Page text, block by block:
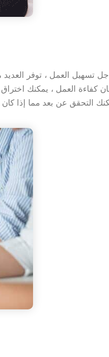
تسهيل العمل ، توفر